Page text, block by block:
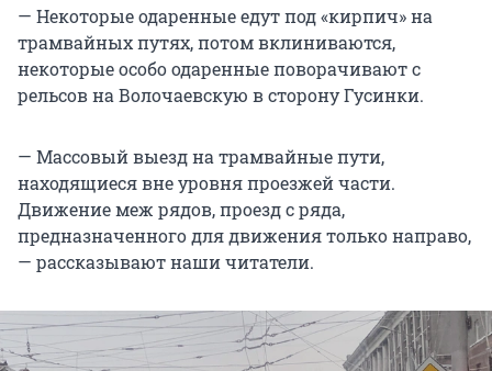
— Некоторые одаренные едут под «кирпич» на
трамвайных путях, потом вклиниваются,
некоторые особо одаренные поворачивают с
рельсов на Волочаевскую в сторону Гусинки.
— Массовый выезд на трамвайные пути,
находящиеся вне уровня проезжей части.
Движение меж рядов, проезд с ряда,
предназначенного для движения только направо,
— рассказывают наши читатели.